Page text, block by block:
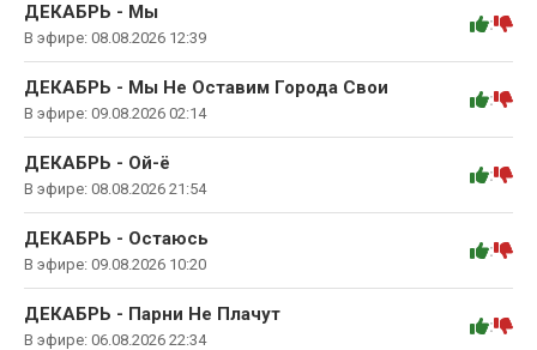
ДЕКАБРЬ - Мы
В эфире: 08.08.2026 12:39
:
ДЕКАБРЬ - Мы Не Оставим Города Свои
В эфире: 09.08.2026 02:14
:
ДЕКАБРЬ - Ой-ё
В эфире: 08.08.2026 21:54
:
ДЕКАБРЬ - Остаюсь
В эфире: 09.08.2026 10:20
:
ДЕКАБРЬ - Парни Не Плачут
В эфире: 06.08.2026 22:34
: